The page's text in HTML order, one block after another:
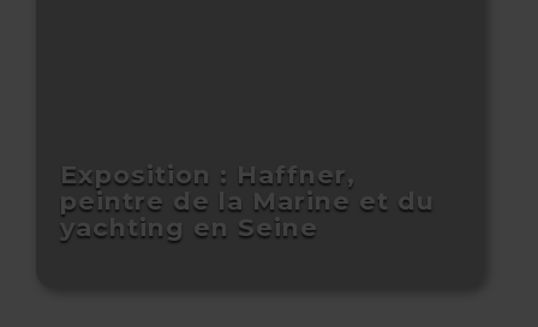
Exposition : Haffner,
peintre de la Marine et du
yachting en Seine